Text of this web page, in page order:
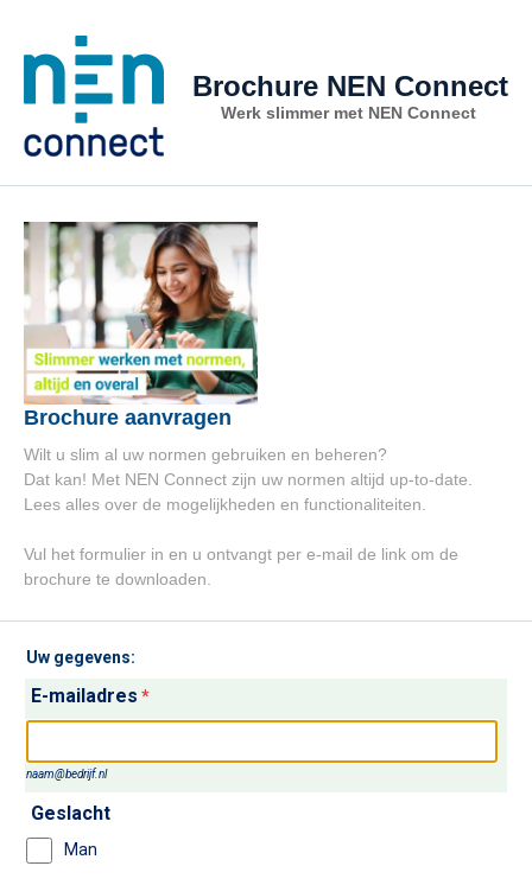
Brochure NEN Connect
Werk slimmer met NEN Connect
Brochure aanvragen
Wilt u slim al uw normen gebruiken en beheren?
Dat kan! Met NEN Connect zijn uw normen altijd up-to-date.
Lees alles over de mogelijkheden en functionaliteiten.
Vul het formulier in en u ontvangt per e-mail de link om de
brochure te downloaden.
Uw gegevens:
E-mailadres *
naam@bedrijf.nl
Geslacht
Man